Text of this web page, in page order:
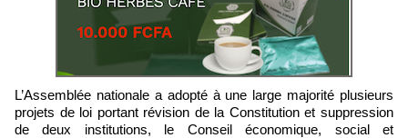
L’Assemblée nationale a adopté à une large majorité plusieurs
projets de loi portant révision de la Constitution et suppression
de deux institutions, le Conseil économique, social et